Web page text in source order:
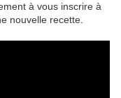
à vous inscrire à
nouvelle recette.